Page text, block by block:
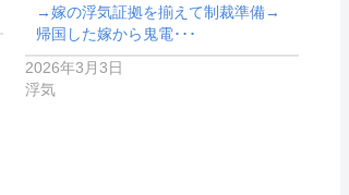
→嫁の浮気証拠を揃えて制裁準備→
帰国した嫁から鬼電･･･
2026年3月3日
浮気